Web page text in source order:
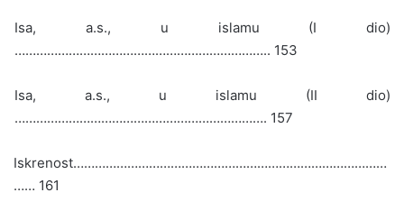
Isa, a.s., u islamu (I dio)
…………………………………………………………….. 153
Isa, a.s., u islamu (II dio)
……………………………………………………………. 157
Iskrenost……………………………………………………………………………
…… 161